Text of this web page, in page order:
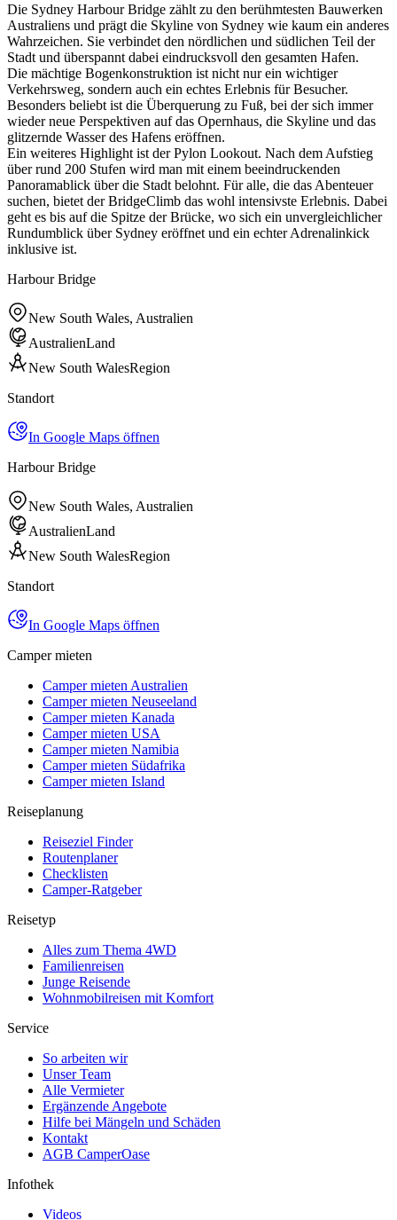
Die Sydney Harbour Bridge zählt zu den berühmtesten Bauwerken
Australiens und prägt die Skyline von Sydney wie kaum ein anderes
Wahrzeichen. Sie verbindet den nördlichen und südlichen Teil der
Stadt und überspannt dabei eindrucksvoll den gesamten Hafen.
Die mächtige Bogenkonstruktion ist nicht nur ein wichtiger
Verkehrsweg, sondern auch ein echtes Erlebnis für Besucher.
Besonders beliebt ist die Überquerung zu Fuß, bei der sich immer
wieder neue Perspektiven auf das Opernhaus, die Skyline und das
glitzernde Wasser des Hafens eröffnen.
Ein weiteres Highlight ist der Pylon Lookout. Nach dem Aufstieg
über rund 200 Stufen wird man mit einem beeindruckenden
Panoramablick über die Stadt belohnt. Für alle, die das Abenteuer
suchen, bietet der BridgeClimb das wohl intensivste Erlebnis. Dabei
geht es bis auf die Spitze der Brücke, wo sich ein unvergleichlicher
Rundumblick über Sydney eröffnet und ein echter Adrenalinkick
inklusive ist.
Harbour Bridge
New South Wales, Australien
AustralienLand
New South WalesRegion
Standort
In Google Maps öffnen
Harbour Bridge
New South Wales, Australien
AustralienLand
New South WalesRegion
Standort
In Google Maps öffnen
Camper mieten
Camper mieten Australien
Camper mieten Neuseeland
Camper mieten Kanada
Camper mieten USA
Camper mieten Namibia
Camper mieten Südafrika
Camper mieten Island
Reiseplanung
Reiseziel Finder
Routenplaner
Checklisten
Camper-Ratgeber
Reisetyp
Alles zum Thema 4WD
Familienreisen
Junge Reisende
Wohnmobilreisen mit Komfort
Service
So arbeiten wir
Unser Team
Alle Vermieter
Ergänzende Angebote
Hilfe bei Mängeln und Schäden
Kontakt
AGB CamperOase
Infothek
Videos